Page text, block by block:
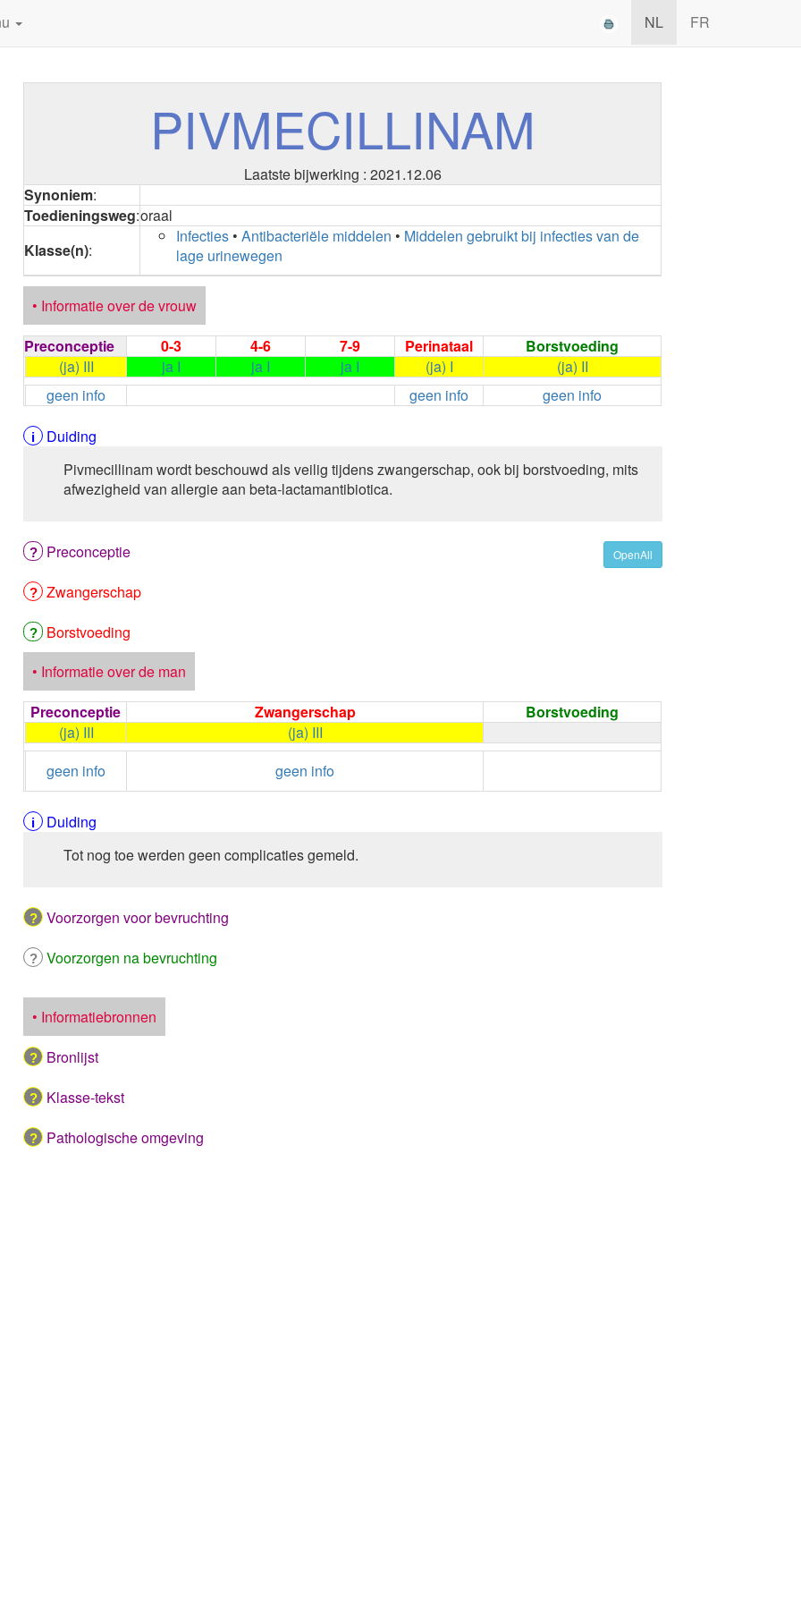
NL FR
PIVMECILLINAM
Laatste bijwerking : 2021.12.06
Synoniem:
Toedieningsweg:oraal
Klasse(n):
Infecties •Antibacteriële middelen • Middelen gebruikt bij infecties van de
lage urinewegen
• Informatie over de vrouw
Preconceptie
0-3 4-6 7-9 Perinataal
Borstvoeding
(ja) III
ja I ja I ja I (ja) I
(ja) II
geen info
geen info
geen info
Duiding
Pivmecillinam wordt beschouwd als veilig tijdens zwangerschap, ook bij borstvoeding, mits
afwezigheid van allergie aan beta-lactamantibiotica.
OpenAll
Preconceptie
Zwangerschap
Borstvoeding
• Informatie over de man
Preconceptie
Zwangerschap
Borstvoeding
(ja) III
(ja) III
geen info
geen info
Duiding
Tot nog toe werden geen complicaties gemeld.
Voorzorgen voor bevruchting
Voorzorgen na bevruchting
• Informatiebronnen
Bronlijst
Klasse-tekst
Pathologische omgeving